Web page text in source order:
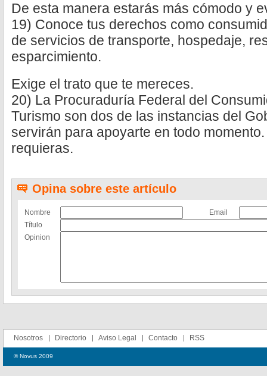
De esta manera estarás más cómodo y
19) Conoce tus derechos como
de servicios de transporte, hospedaje,
esparcimiento.
Exige el trato que te mereces.
20) La Procuraduría Federal del
Turismo son dos de las instancias del
servirán para apoyarte en todo
requieras.
Opina sobre este artículo
Nombre
Email
Título
Opinion
Nosotros Directorio Aviso Legal Contacto RSS
© Novus 2009